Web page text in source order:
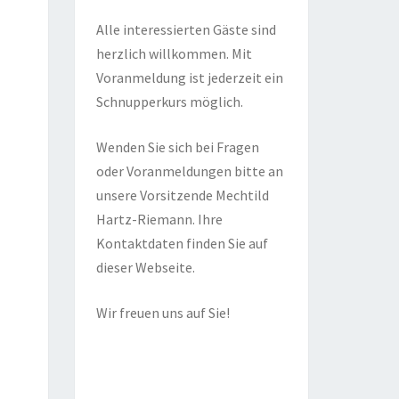
Alle interessierten Gäste sind
herzlich willkommen. Mit
Voranmeldung ist jederzeit ein
Schnupperkurs möglich.
Wenden Sie sich bei Fragen
oder Voranmeldungen bitte an
unsere Vorsitzende Mechtild
Hartz-Riemann. Ihre
Kontaktdaten finden Sie auf
dieser Webseite.
Wir freuen uns auf Sie!